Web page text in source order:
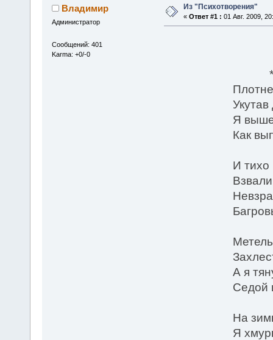
Владимир
Администратор
Сообщений: 401
Karma: +0/-0
Из "Психотворения"
« Ответ #1 : 01 Авг. 2009,
*
Я
Как
И тихо
А я
Седой
На
Я